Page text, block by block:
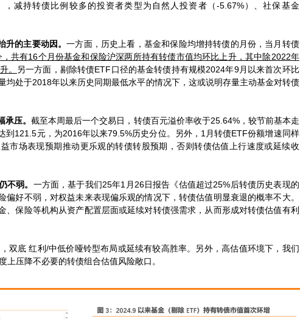
，减持转债比例较多的投资者类型为自然人投资者（-5.67%）、社保基金
升的主要动因。一方面，历史上看，基金和保险均增持转债的月份，当月转债
共有16个月份基金和保险沪深两所持有转债市值均环比上升，其中除2022年
。
另一方面，剔除转债ETF口径的基金转债持有规模2024年9月以来首次环比
均处于2018年以来历史同期最低水平的情况下，这或说明存量主动基金对转债
承压。截至本周最后一个交易日，转债百元溢价率收于25.64%，较节前基本走
到121.5元，为2016年以来79.5%历史分位。另外，1月转债ETF份额增速同样
市场表现预期推动更乐观的转债转股预期，否则转债估值上行速度或延续收
不弱。 一方面，基于我们25年1月26日报告《估值超过25%后转债历史表现的
偏好不弱，对权益未来表现偏乐观的情况下，转债估值明显衰退的概率不大。
、保险等机构从资产配置层面或延续对转债强需求，从而形成对转债估值有利
双底 红利/中低价哑铃型布局或延续有较高胜率。另外，高估值环境下，我们
压降不必要的转债组合估值风险敞口。